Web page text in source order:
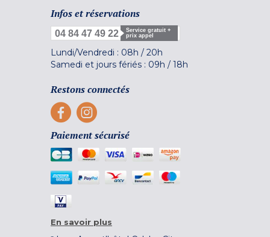
Infos et réservations
04 84 47 49 22
Service gratuit +
prix appel
Lundi/Vendredi : 08h / 20h
Samedi et jours fériés : 09h / 18h
Restons connectés
Paiement sécurisé
En savoir plus